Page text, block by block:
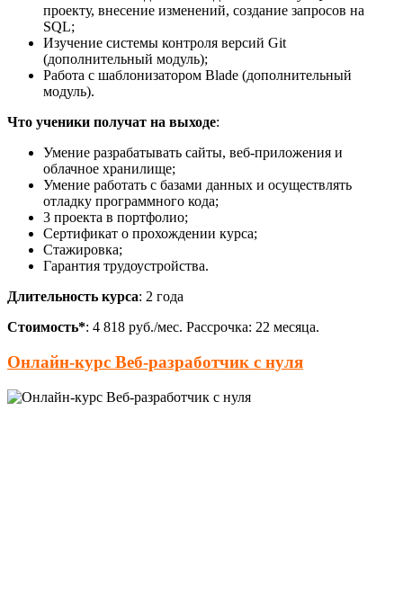
проекту, внесение изменений, создание запросов на
SQL;
Изучение системы контроля версий Git
(дополнительный модуль);
Работа с шаблонизатором Blade (дополнительный
модуль).
Что ученики получат на выходе:
Умение разрабатывать сайты, веб-приложения и
облачное хранилище;
Умение работать с базами данных и осуществлять
отладку программного кода;
3 проекта в портфолио;
Сертификат о прохождении курса;
Стажировка;
Гарантия трудоустройства.
Длительность курса: 2 года
Стоимость*: 4 818 руб./мес. Рассрочка: 22 месяца.
Онлайн-курс Веб-разработчик с нуля